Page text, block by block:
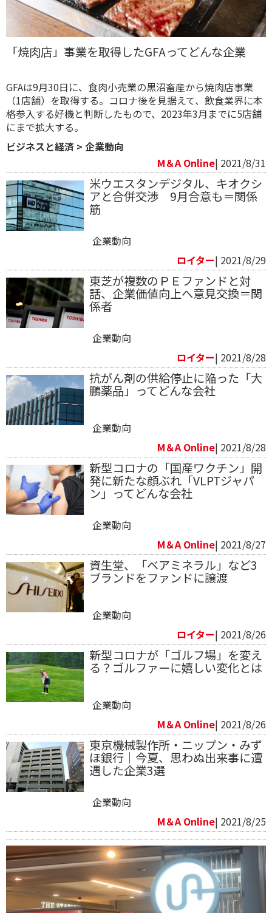
「焼肉店」事業を取得したGFAってどんな企業
GFAは9月30日に、食肉小売業の黒沼畜産から焼肉店事業
（1店舗）を取得する。コロナ後を見据えて、飲食業界に本
格参入する好機と判断したもので、2023年3月までに5店舗
にまで拡大する。
ビジネスと経済 > 企業動向
M＆A Online| 2021/8/31
米ウエスタンデジタル、キオクシ
アと合併交渉 9月合意も＝関係
筋
企業動向
ロイター| 2021/8/29
東芝が複数のＰＥファンドと対
話、企業価値向上へ意見交換＝関
係者
企業動向
ロイター| 2021/8/28
抗がん剤の供給停止に陥った「大
鵬薬品」ってどんな会社
企業動向
M＆A Online| 2021/8/28
新型コロナの「国産ワクチン」開
発に新たな顔ぶれ「VLPTジャパ
ン」ってどんな会社
企業動向
M＆A Online| 2021/8/27
資生堂、「ベアミネラル」など3
ブランドをファンドに譲渡
企業動向
ロイター| 2021/8/26
新型コロナが「ゴルフ場」を変え
る？ゴルファーに嬉しい変化とは
企業動向
M＆A Online| 2021/8/26
東京機械製作所・ニップン・みず
ほ銀行｜今夏、思わぬ出来事に遭
遇した企業3選
企業動向
M＆A Online| 2021/8/25